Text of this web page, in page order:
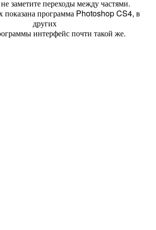
заметите переходы между частями.
показана программа Photoshop CS4, в
других
интерфейс почти такой же.